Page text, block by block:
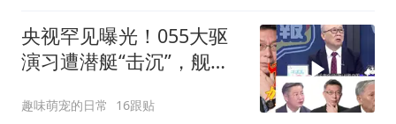
央视罕见曝光！055大驱
演习遭潜艇“击沉”，舰长
趣味萌宠的日常 16跟贴